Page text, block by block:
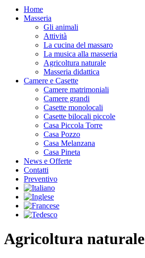
Home
Masseria
Gli animali
Attività
La cucina del massaro
La musica alla masseria
Agricoltura naturale
Masseria didattica
Camere e Casette
Camere matrimoniali
Camere grandi
Casette monolocali
Casette bilocali piccole
Casa Piccola Torre
Casa Pozzo
Casa Melanzana
Casa Pineta
News e Offerte
Contatti
Preventivo
Agricoltura naturale